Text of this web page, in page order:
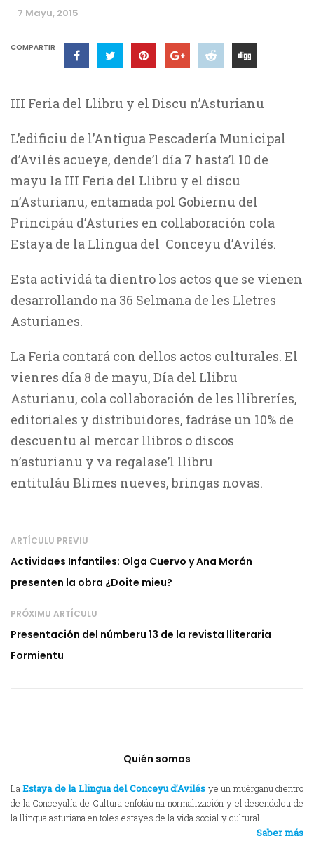
7 Mayu, 2015
COMPARTIR
III Feria del Llibru y el Discu n’Asturianu
L’edificiu de l’Antigua Pescadería Municipal
d’Avilés acueye, dende’l día 7 hasta’l 10 de
mayu la III Feria del Llibru y el discu
n’Asturianu, entamada pol Gobiernu del
Principáu d’Asturies en collaboración cola
Estaya de la Llingua del Conceyu d’Avilés.
Esta actividá ta dientro los actos que se vienen
desarrollando na 36 Selmana de les Lletres
Asturianes.
La Feria contará con dellos actos culturales. El
vienres día 8 de mayu, Día del Llibru
Asturianu, cola collaboración de les llibreríes,
editoriales y distribuidores, fadráse un 10% de
descuentu al mercar llibros o discos
n’asturianu y va regalase’l llibru
entituláu Blimes nueves, bringas novas.
ARTÍCULU PREVIU
Actividaes Infantiles: Olga Cuervo y Ana Morán
presenten la obra ¿Doite mieu?
PRÓXIMU ARTÍCULU
Presentación del númberu 13 de la revista lliteraria
Formientu
Quién somos
LaEstaya de la Llingua del Conceyu d’Avilés ye un muérganu dientro
de la Conceyalía de Cultura enfotáu na normalización y el desendolcu de
la llingua asturiana en toles estayes de la vida social y cultural.
Saber más